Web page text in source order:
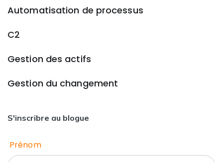
Automatisation de processus
C2
Gestion des actifs
Gestion du changement
S'inscribre au blogue
Prénom